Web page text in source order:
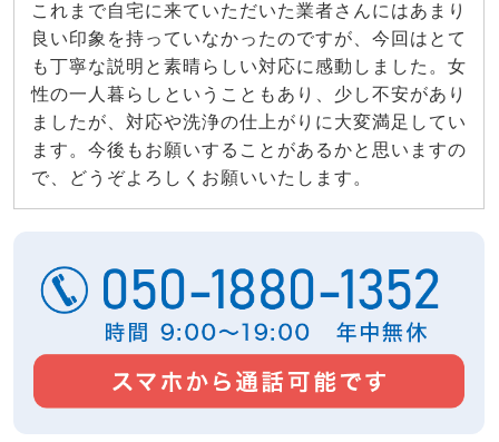
これまで自宅に来ていただいた業者さんにはあまり
良い印象を持っていなかったのですが、今回はとて
も丁寧な説明と素晴らしい対応に感動しました。女
性の一人暮らしということもあり、少し不安があり
ましたが、対応や洗浄の仕上がりに大変満足してい
ます。今後もお願いすることがあるかと思いますの
で、どうぞよろしくお願いいたします。